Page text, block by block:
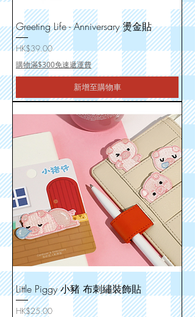
Greeting Life - Anniversary 燙金貼
價格
HK$39.00
購物滿$300免速遞運費
新增至購物車
Little Piggy 小豬 布刺繡裝飾貼
價格
HK$25.00